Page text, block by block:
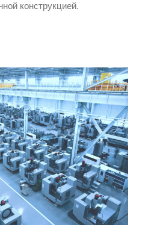
конструкцией.